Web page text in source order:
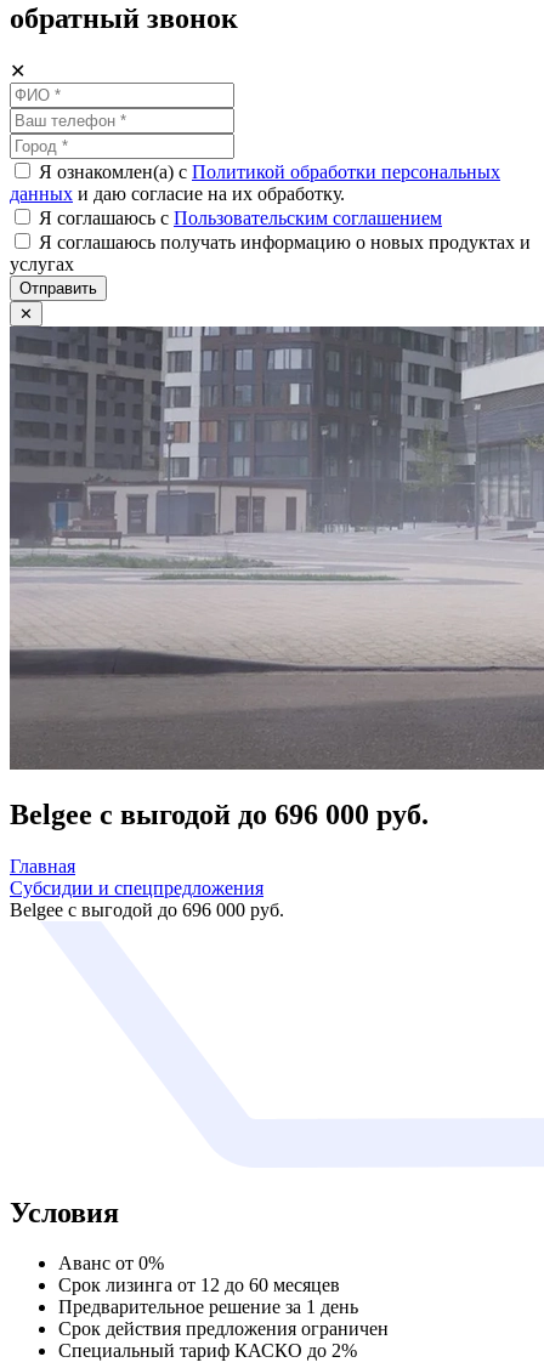
обратный звонок
✕
Я ознакомлен(а) с Политикой обработки персональных
данных и даю согласие на их обработку.
Я соглашаюсь c Пользовательским соглашением
Я соглашаюсь получать информацию о новых продуктах и
услугах
Отправить
✕
Belgee с выгодой до 696 000 руб.
Главная
Субсидии и спецпредложения
Belgee с выгодой до 696 000 руб.
Условия
Аванс от 0%
Срок лизинга от 12 до 60 месяцев
Предварительное решение за 1 день
Срок действия предложения ограничен
Специальный тариф КАСКО до 2%